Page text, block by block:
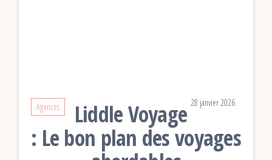
Agences 28 janvier 2026
Liddle Voyage
: Le bon plan des voyages